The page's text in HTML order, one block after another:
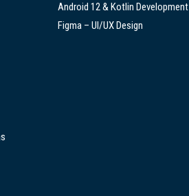
Android 12 & Kotlin Development
Figma – UI/UX Design